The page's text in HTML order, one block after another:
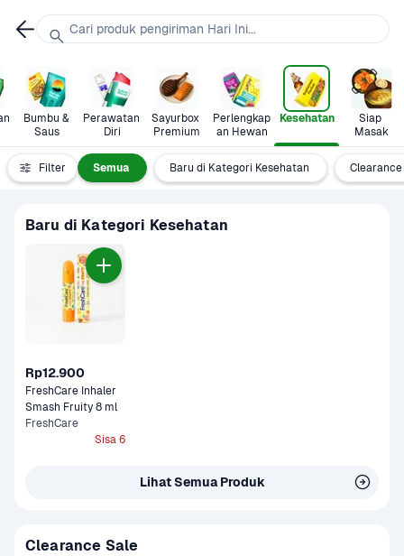
Bumbu &
Saus
Perawatan
Diri
Sayurbox
Premium
Perlengkap
an Hewan
Kesehatan
Siap
Masak
Filter Semua Baru di Kategori Kesehatan
Baru di Kategori Kesehatan
Rp12.900
FreshCare Inhaler
Smash Fruity 8 ml
FreshCare
Sisa 6
Lihat Semua Produk
Clearance Sale
Cari produk pengiriman Hari Ini...